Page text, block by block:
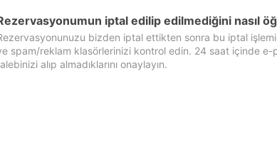
iptal edilip edilmediğini nasıl
bizden iptal ettikten sonra bu iptal
spam/reklam klasörlerinizi kontrol edin. 24 saat içinde
alıp almadıklarını onaylayın.